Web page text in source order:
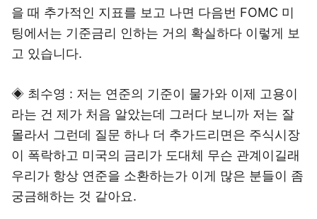
을 때 추가적인 지표를 보고 나면 다음번 FOMC 미
팅에서는 기준금리 인하는 거의 확실하다 이렇게 보
고 있습니다.
◈ 최수영 : 저는 연준의 기준이 물가와 이제 고용이
라는 건 제가 처음 알았는데 그러다 보니까 저는 잘
몰라서 그런데 질문 하나 더 추가드리면은 주식시장
이 폭락하고 미국의 금리가 도대체 무슨 관계이길래
우리가 항상 연준을 소환하는가 이게 많은 분들이 좀
궁금해하는 것 같아요.